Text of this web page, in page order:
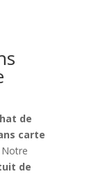
de
carte
Notre
de